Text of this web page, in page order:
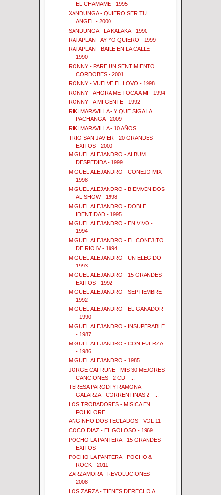
EL CHAMAME - 1995
XANDUNGA - QUIERO SER TU
ANGEL - 2000
SANDUNGA - LA KALAKA - 1990
RATAPLAN - AY YO QUIERO - 1999
RATAPLAN - BAILE EN LA CALLE -
1990
RONNY - PARE UN SENTIMIENTO
CORDOBES - 2001
RONNY - VUELVE EL LOVO - 1998
RONNY - AHORA ME TOCA A MI - 1994
RONNY - A MI GENTE - 1992
RIKI MARAVILLA - Y QUE SIGA LA
PACHANGA - 2009
RIKI MARAVILLA - 10 AÑOS
TRIO SAN JAVIER - 20 GRANDES
EXITOS - 2000
MIGUEL ALEJANDRO - ALBUM
DESPEDIDA - 1999
MIGUEL ALEJANDRO - CONEJO MIX -
1998
MIGUEL ALEJANDRO - BIEMVENIDOS
AL SHOW - 1998
MIGUEL ALEJANDRO - DOBLE
IDENTIDAD - 1995
MIGUEL ALEJANDRO - EN VIVO -
1994
MIGUEL ALEJANDRO - EL CONEJITO
DE RIO lV - 1994
MIGUEL ALEJANDRO - UN ELEGIDO -
1993
MIGUEL ALEJANDRO - 15 GRANDES
EXITOS - 1992
MIGUEL ALEJANDRO - SEPTIEMBRE -
1992
MIGUEL ALEJANDRO - EL GANADOR
- 1990
MIGUEL ALEJANDRO - INSUPERABLE
- 1987
MIGUEL ALEJANDRO - CON FUERZA
- 1986
MIGUEL ALEJANDRO - 1985
JORGE CAFRUNE - MIS 30 MEJORES
CANCIONES - 2 CD - ...
TERESA PARODI Y RAMONA
GALARZA - CORRENTINAS 2 - ...
LOS TROBADORES - MISICA EN
FOLKLORE
ANGINHO DOS TECLADOS - VOL 11
COCO DIAZ - EL GOLOSO - 1969
POCHO LA PANTERA - 15 GRANDES
EXITOS
POCHO LA PANTERA - POCHO &
ROCK - 2011
ZARZAMORA - REVOLUCIONES -
2008
LOS ZARZA - TIENES DERECHO A